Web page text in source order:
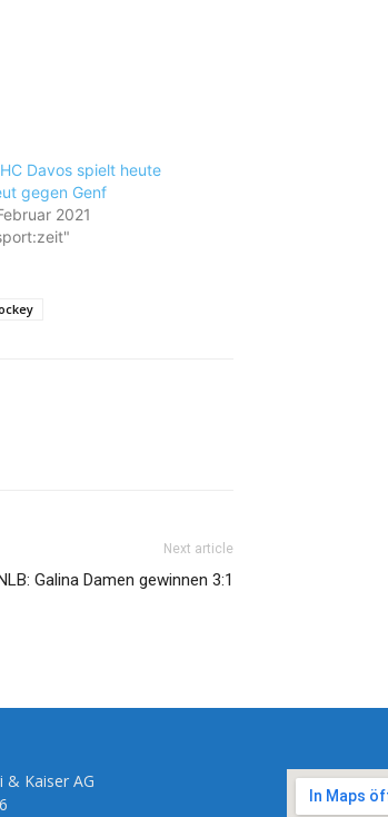
Davos spielt heute
gegen Genf
2021
Next article
Galina Damen gewinnen 3:1
& Kaiser AG